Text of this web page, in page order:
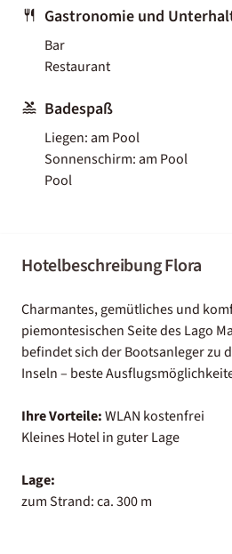
Gastronomie und
Bar
Restaurant
Badespaß
Liegen: am Pool
Sonnenschirm: am Pool
Pool
Hotelbeschreibung Flora
Charmantes, gemütliches und
piemontesischen Seite des Lago
befindet sich der Bootsanleger zu
Inseln – beste
Ihre Vorteile:WLAN kostenfrei
Kleines Hotel in guter Lage
Lage:
zum Strand: ca. 300 m